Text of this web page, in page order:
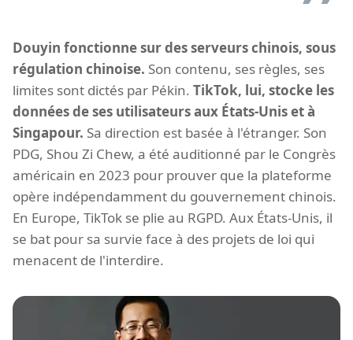
Douyin fonctionne sur des serveurs chinois, sous
régulation chinoise. Son contenu, ses règles, ses
limites sont dictés par Pékin. TikTok, lui, stocke les
données de ses utilisateurs aux États-Unis et à
Singapour. Sa direction est basée à l'étranger. Son
PDG, Shou Zi Chew, a été auditionné par le Congrès
américain en 2023 pour prouver que la plateforme
opère indépendamment du gouvernement chinois.
En Europe, TikTok se plie au RGPD. Aux États-Unis, il
se bat pour sa survie face à des projets de loi qui
menacent de l'interdire.